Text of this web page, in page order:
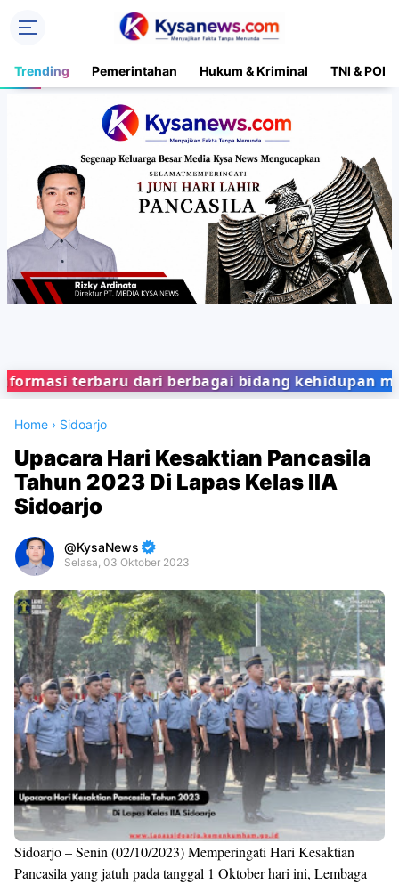
Trending Pemerintahan Hukum & Kriminal TNI &
terbaru dari berbagai bidang kehidupan
Home › Sidoarjo
Upacara Hari Kesaktian Pancasila
Tahun 2023 Di Lapas Kelas IIA
Sidoarjo
KysaNews
Selasa, 03 Oktober 2023
Premium
By
Raushan
Design
With
Shroff
Templates
Sidoarjo – Senin (02/10/2023) Memperingati Hari Kesaktian
Pancasila yang jatuh pada tanggal 1 Oktober hari ini, Lembaga